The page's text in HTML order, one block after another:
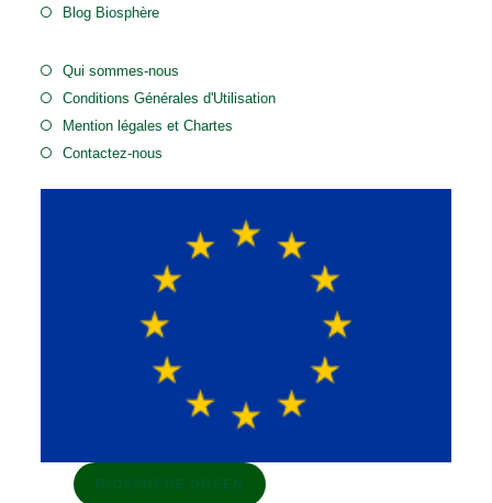
Blog Biosphère
Qui sommes-nous
Conditions Générales d'Utilisation
Mention légales et Chartes
Contactez-nous
BIOSPHERE.GREEN